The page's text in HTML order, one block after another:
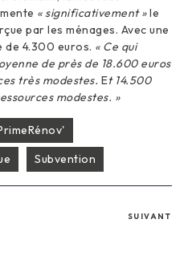
« significativement »le
par les ménages. Avec une
de 4.300 euros. « Ce qui
de près de 18.600 euros
très modestes. Et 14.500
modestes. »
Subvention
SUIVANT